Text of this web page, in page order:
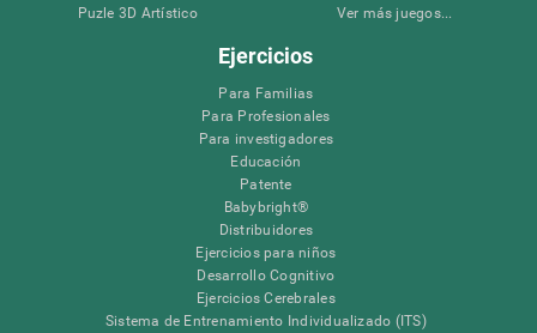
Puzle 3D Artístico
Ver más juegos...
Ejercicios
Para Familias
Para Profesionales
Para investigadores
Educación
Patente
Babybright®
Distribuidores
Ejercicios para niños
Desarrollo Cognitivo
Ejercicios Cerebrales
Sistema de Entrenamiento Individualizado (ITS)